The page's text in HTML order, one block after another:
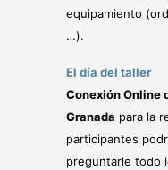
equipamiento
…).
El día del taller
Conexión Online
Granada para la
participantes
preguntarle todo